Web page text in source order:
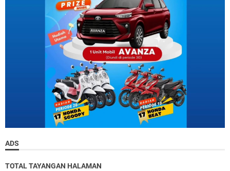
ADS
TOTAL TAYANGAN HALAMAN